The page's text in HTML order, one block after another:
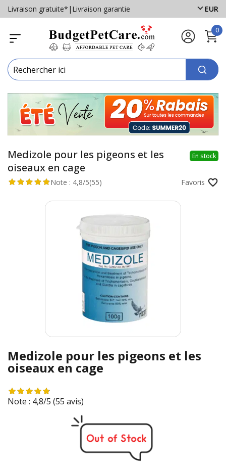
Livraison gratuite* | Livraison garantie EUR
0
Medizole pour les pigeons et les
oiseaux en cage
En stock
Note : 4,8/5(55) Favoris
Medizole pour les pigeons et les
oiseaux en cage
Note : 4,8/5 (55 avis)